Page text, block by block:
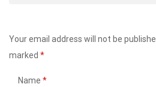
Your email address will not be
marked *
Name *